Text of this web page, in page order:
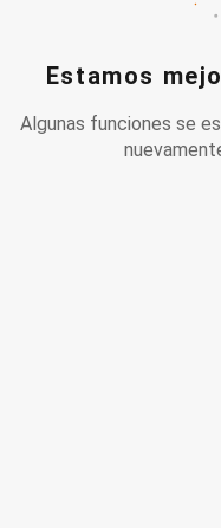
Estamos
Algunas funciones se